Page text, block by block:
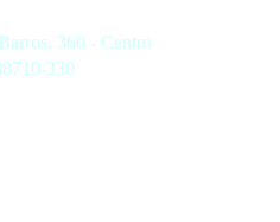
360 - Centro
330